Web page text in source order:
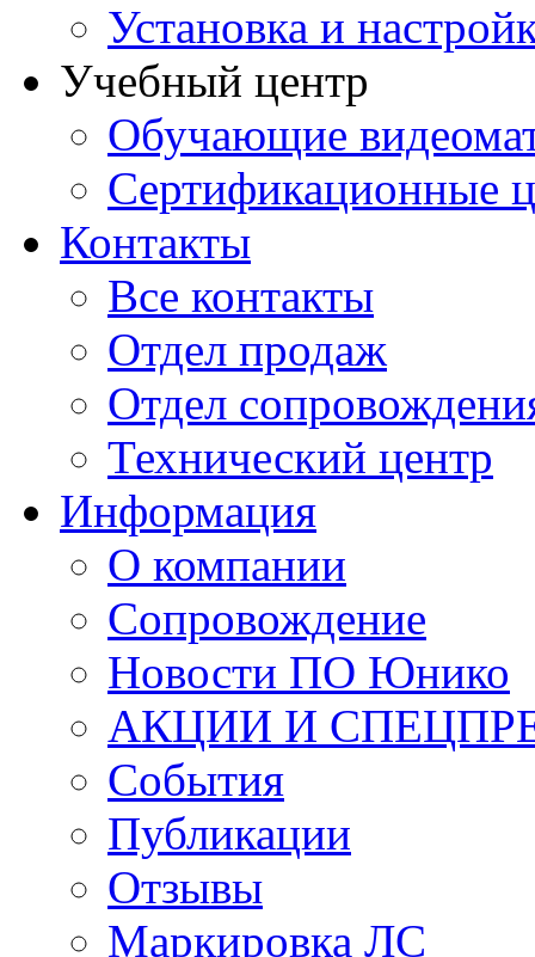
Установка и
Учебный центр
Обучающие
Сертификационные
Контакты
Все контакты
Отдел продаж
Отдел
Технический центр
Информация
О компании
Сопровождение
Новости ПО Юнико
АКЦИИ И
События
Публикации
Отзывы
Маркировка ЛС